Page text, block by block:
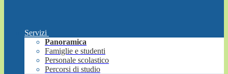
Servizi
Panoramica
Famiglie e studenti
Personale scolastico
Percorsi di studio